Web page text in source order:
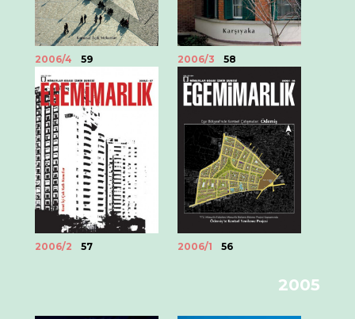
2005
2006/4 59 2006/3 58
2006/2 57 2006/1 56